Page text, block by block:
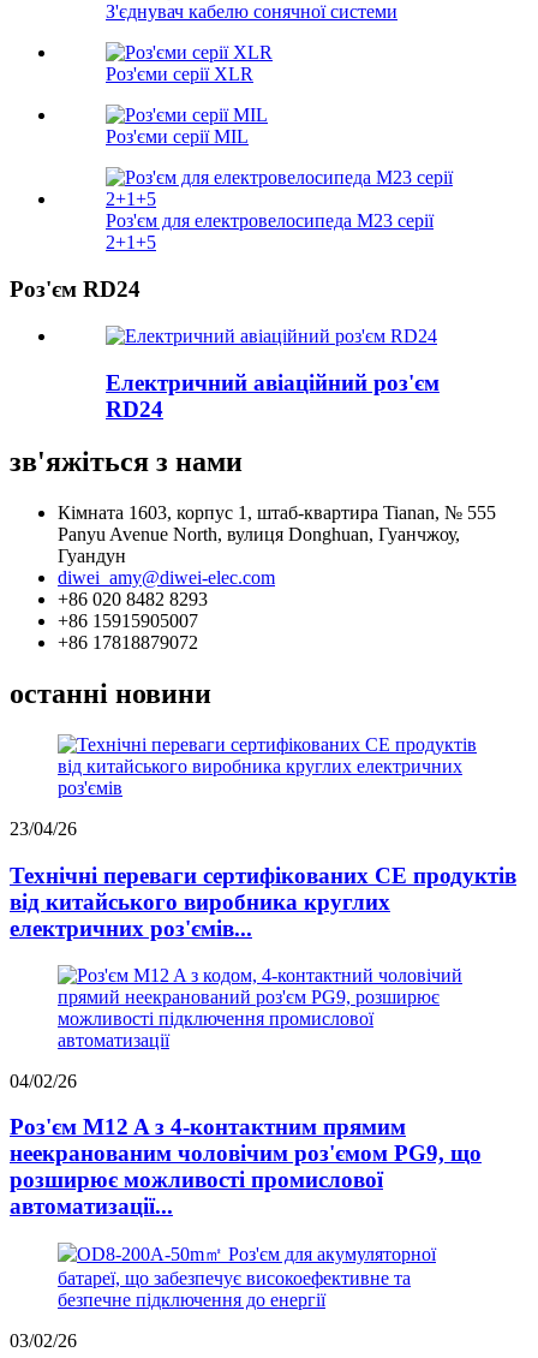
З'єднувач кабелю сонячної системи
Роз'єми серії XLR
Роз'єми серії MIL
Роз'єм для електровелосипеда M23 серії
2+1+5
Роз'єм RD24
Електричний авіаційний роз'єм
RD24
зв'яжіться з нами
Кімната 1603, корпус 1, штаб-квартира Tianan, № 555
Panyu Avenue North, вулиця Donghuan, Гуанчжоу,
Гуандун
diwei_amy@diwei-elec.com
+86 020 8482 8293
+86 15915905007
+86 17818879072
останні новини
23/04/26
Технічні переваги сертифікованих CE продуктів
від китайського виробника круглих
електричних роз'ємів...
04/02/26
Роз'єм M12 A з 4-контактним прямим
неекранованим чоловічим роз'ємом PG9, що
розширює можливості промислової
автоматизації...
03/02/26